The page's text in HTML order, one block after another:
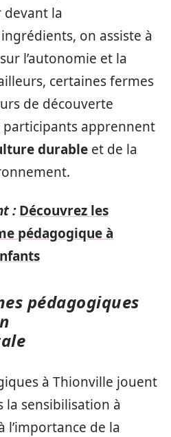
devant la
on assiste à
l’autonomie et la
certaines fermes
de découverte
apprennent
durable et de la
: Découvrez les
pédagogique à
pédagogiques
à Thionville jouent
la sensibilisation à
l’importance de la